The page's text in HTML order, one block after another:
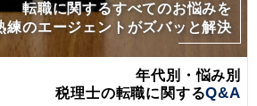
転職に関するすべてのお悩みを
練のエージェントがズバッと解決
年代別・悩み別
税理士の転職に関するQ&A